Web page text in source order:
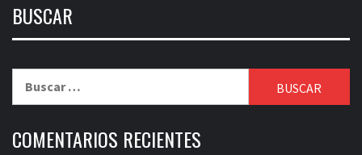
BUSCAR
COMENTARIOS RECIENTES